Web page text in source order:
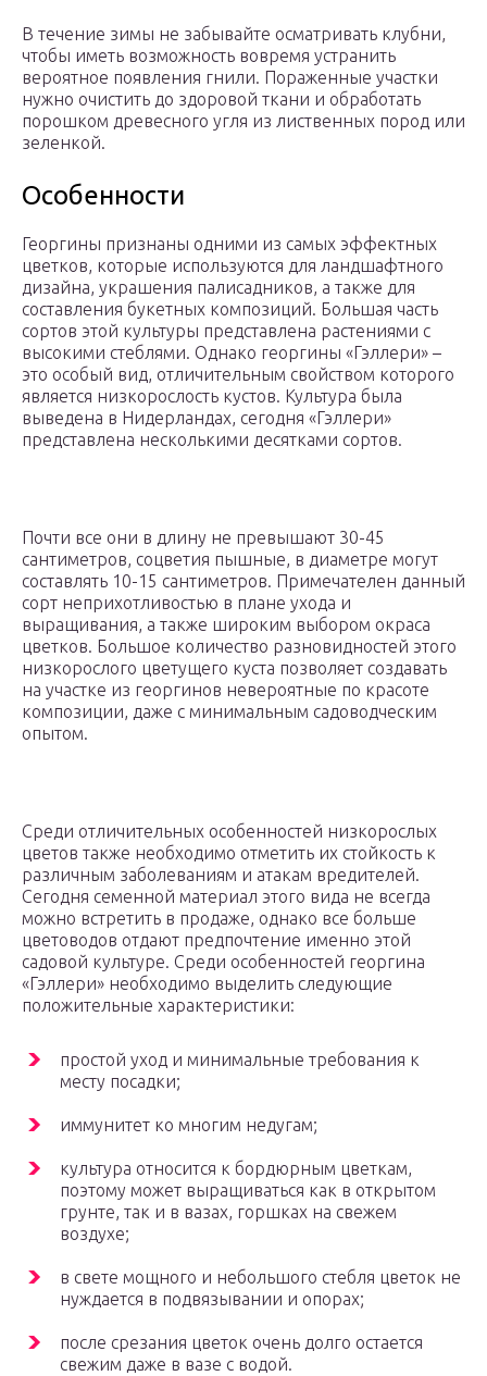
В течение зимы не забывайте осматривать клубни,
чтобы иметь возможность вовремя устранить
вероятное появления гнили. Пораженные участки
нужно очистить до здоровой ткани и обработать
порошком древесного угля из лиственных пород или
зеленкой.
Особенности
Георгины признаны одними из самых эффектных
цветков, которые используются для ландшафтного
дизайна, украшения палисадников, а также для
составления букетных композиций. Большая часть
сортов этой культуры представлена растениями с
высокими стеблями. Однако георгины «Гэллери» –
это особый вид, отличительным свойством которого
является низкорослость кустов. Культура была
выведена в Нидерландах, сегодня «Гэллери»
представлена несколькими десятками сортов.
Почти все они в длину не превышают 30-45
сантиметров, соцветия пышные, в диаметре могут
составлять 10-15 сантиметров. Примечателен данный
сорт неприхотливостью в плане ухода и
выращивания, а также широким выбором окраса
цветков. Большое количество разновидностей этого
низкорослого цветущего куста позволяет создавать
на участке из георгинов невероятные по красоте
композиции, даже с минимальным садоводческим
опытом.
Среди отличительных особенностей низкорослых
цветов также необходимо отметить их стойкость к
различным заболеваниям и атакам вредителей.
Сегодня семенной материал этого вида не всегда
можно встретить в продаже, однако все больше
цветоводов отдают предпочтение именно этой
садовой культуре. Среди особенностей георгина
«Гэллери» необходимо выделить следующие
положительные характеристики:
простой уход и минимальные требования к
месту посадки;
иммунитет ко многим недугам;
культура относится к бордюрным цветкам,
поэтому может выращиваться как в открытом
грунте, так и в вазах, горшках на свежем
воздухе;
в свете мощного и небольшого стебля цветок не
нуждается в подвязывании и опорах;
после срезания цветок очень долго остается
свежим даже в вазе с водой.